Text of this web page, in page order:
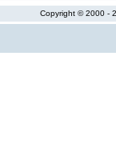
Copyright © 2000 -